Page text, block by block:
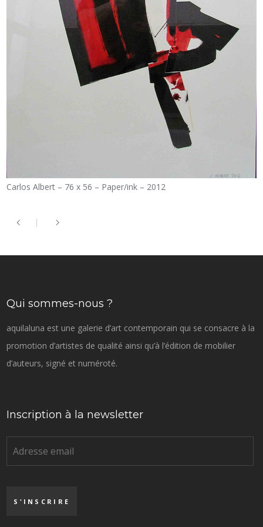
Carlos Albert – 76 x 56 – Paper/ink – 2012
Qui sommes-nous ?
aquilaluna est une galerie d’art contemporain qui se consacre à la
promotion d’artistes de qualité ainsi qu’à l’édition de mobilier
d’auteurs, signé et numéroté.
Inscription à la newsletter